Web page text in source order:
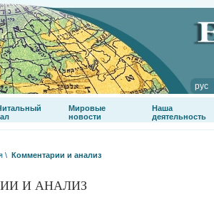
рус
Мировые
новости
Наша
деятельность
\ Комментарии и анализ
И АНАЛИЗ